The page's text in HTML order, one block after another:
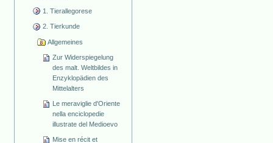
1. Tierallegorese
2. Tierkunde
Allgemeines
Zur Widerspiegelung
des malt. Weltbildes in
Enzyklopädien des
Mittelalters
Le meraviglie d'Oriente
nella enciclopedie
illustrate del Medioevo
Mise en récit et